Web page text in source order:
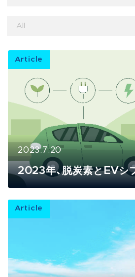
Article
2023.7.20
2023年、脱炭素とEVシ
Article